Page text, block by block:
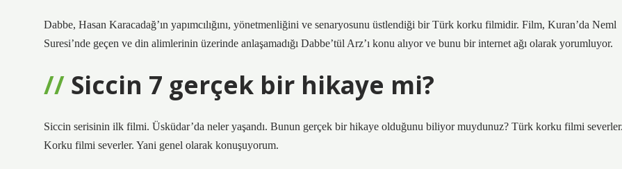
Dabbe, Hasan Karacadağ’ın yapımcılığını, yönetmenliğini ve senaryosunu üstlendiği bir Türk korku filmidir. Film, Kuran’da Neml
Suresi’nde geçen ve din alimlerinin üzerinde anlaşamadığı Dabbe’tül Arz’ı konu alıyor ve bunu bir internet ağı olarak yorumluyor.
Siccin 7 gerçek bir hikaye mi?
Siccin serisinin ilk filmi. Üsküdar’da neler yaşandı. Bunun gerçek bir hikaye olduğunu biliyor muydunuz? Türk korku filmi severler.
Korku filmi severler. Yani genel olarak konuşuyorum.